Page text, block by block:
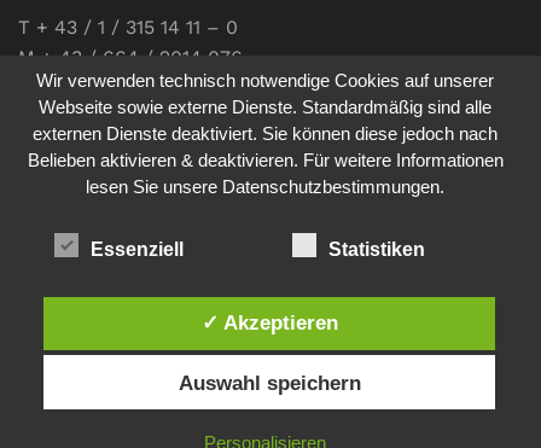
T + 43 / 1 / 315 14 11 – 0
M + 43 / 664 / 2014 076
E-Mail:office@communications.co.at
Homepage:www.communications.co.at
UID: ATU 811 196 56
Sabine Pöhacker MSc.
Datenschutz
Wir verwenden technisch notwendige Cookies auf unserer
Webseite sowie externe Dienste. Standardmäßig sind alle
externen Dienste deaktiviert. Sie können diese jedoch nach
Belieben aktivieren & deaktivieren. Für weitere Informationen
lesen Sie unsere Datenschutzbestimmungen.
Essenziell Statistiken
✓ Akzeptieren
Auswahl speichern
Personalisieren